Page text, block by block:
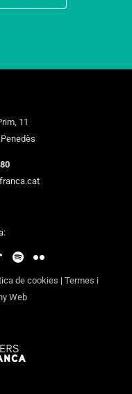
11
de cookies | Termes i
Web